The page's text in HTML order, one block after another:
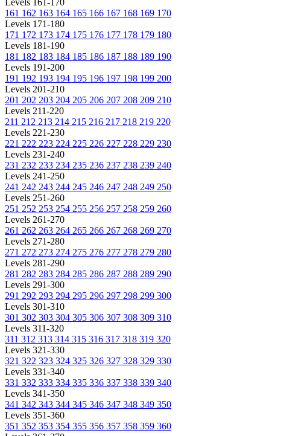
Levels 161-170
161 162 163 164 165 166 167 168 169 170
Levels 171-180
171 172 173 174 175 176 177 178 179 180
Levels 181-190
181 182 183 184 185 186 187 188 189 190
Levels 191-200
191 192 193 194 195 196 197 198 199 200
Levels 201-210
201 202 203 204 205 206 207 208 209 210
Levels 211-220
211 212 213 214 215 216 217 218 219 220
Levels 221-230
221 222 223 224 225 226 227 228 229 230
Levels 231-240
231 232 233 234 235 236 237 238 239 240
Levels 241-250
241 242 243 244 245 246 247 248 249 250
Levels 251-260
251 252 253 254 255 256 257 258 259 260
Levels 261-270
261 262 263 264 265 266 267 268 269 270
Levels 271-280
271 272 273 274 275 276 277 278 279 280
Levels 281-290
281 282 283 284 285 286 287 288 289 290
Levels 291-300
291 292 293 294 295 296 297 298 299 300
Levels 301-310
301 302 303 304 305 306 307 308 309 310
Levels 311-320
311 312 313 314 315 316 317 318 319 320
Levels 321-330
321 322 323 324 325 326 327 328 329 330
Levels 331-340
331 332 333 334 335 336 337 338 339 340
Levels 341-350
341 342 343 344 345 346 347 348 349 350
Levels 351-360
351 352 353 354 355 356 357 358 359 360